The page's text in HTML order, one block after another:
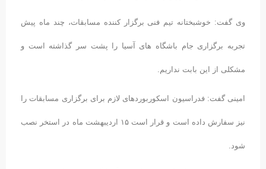
وی گفت: خوشبختانه تیم فنی برگزار کننده مسابقات، چند ماه پیش
تجربه برگزاری جام باشگاه های آسیا را پشت سر گذاشته است و
مشکلی از این بابت نداریم.
امینی گفت: فدراسیون اسکوربوردهای لازم برای برگزاری مسابقات را
نیز سفارش داده است و قرار است ۱۵ اردیبهشت ماه در استخر نصب
شود.